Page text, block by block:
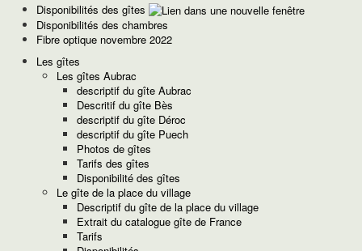
Disponibilités des gîtes
Disponibilités des chambres
Fibre optique novembre 2022
Les gîtes
Les gîtes Aubrac
descriptif du gîte Aubrac
Descritif du gîte Bès
descriptif du gîte Déroc
descriptif du gîte Puech
Photos de gîtes
Tarifs des gîtes
Disponibilité des gîtes
Le gîte de la place du village
Descriptif du gîte de la place du village
Extrait du catalogue gîte de France
Tarifs